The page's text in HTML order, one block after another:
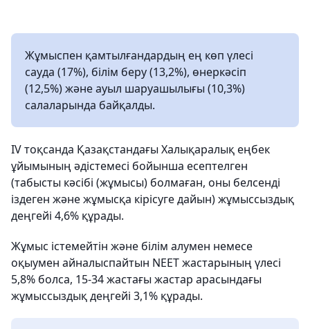
Жұмыспен қамтылғандардың ең көп үлесі
сауда (17%), білім беру (13,2%), өнеркәсіп
(12,5%) және ауыл шаруашылығы (10,3%)
салаларында байқалды.
IV тоқсанда Қазақстандағы Халықаралық еңбек
ұйымының әдістемесі бойынша есептелген
(табысты кәсібі (жұмысы) болмаған, оны белсенді
іздеген және жұмысқа кірісуге дайын) жұмыссыздық
деңгейі 4,6% құрады.
Жұмыс істемейтін және білім алумен немесе
оқыумен айналыспайтын NEET жастарының үлесі
5,8% болса, 15-34 жастағы жастар арасындағы
жұмыссыздық деңгейі 3,1% құрады.